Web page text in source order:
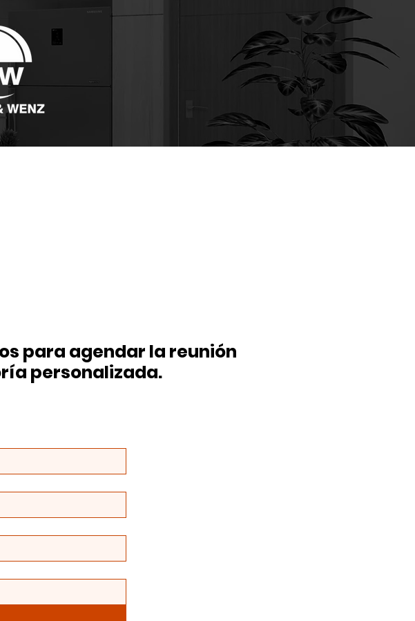
para agendar la reunión
personalizada.